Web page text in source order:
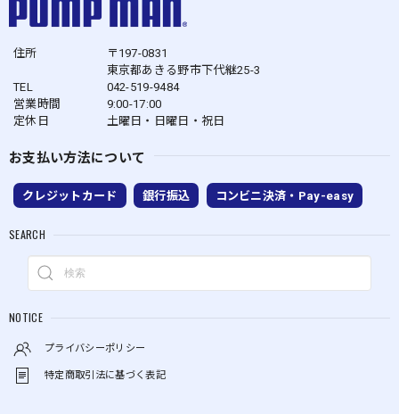
住所
〒197-0831
東京都あきる野市下代継25-3
TEL
042-519-9484
営業時間
9:00-17:00
定休日
土曜日・日曜日・祝日
お支払い方法について
クレジットカード 銀行振込 コンビニ決済・Pay-easy
SEARCH
NOTICE
プライバシーポリシー
特定商取引法に基づく表記